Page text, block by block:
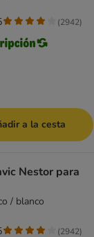
(2942)
a la cesta
Nestor para
/ blanco
(2942)